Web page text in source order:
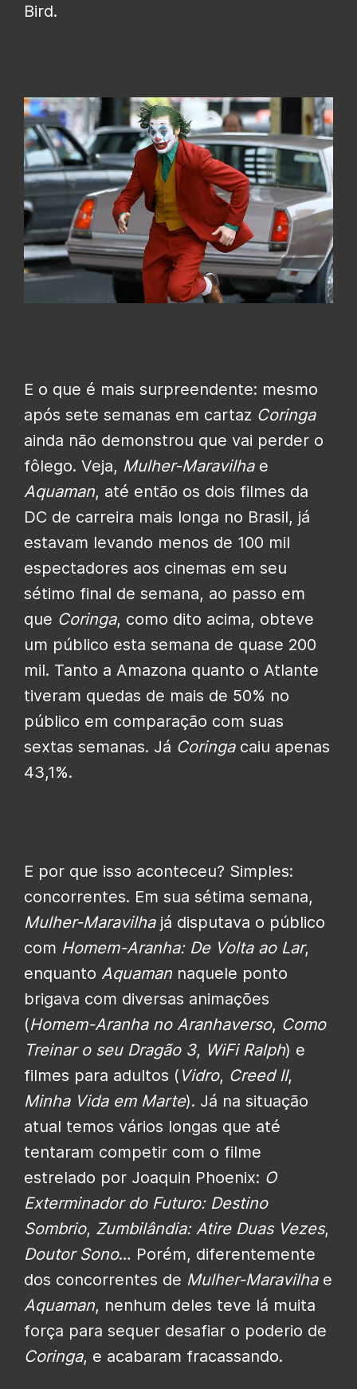
Bird.
E o que é mais surpreendente: mesmo
após sete semanas em cartaz Coringa
ainda não demonstrou que vai perder o
fôlego. Veja, Mulher-Maravilhae
Aquaman, até então os dois filmes da
DC de carreira mais longa no Brasil, já
estavam levando menos de 100 mil
espectadores aos cinemas em seu
sétimo final de semana, ao passo em
que Coringa, como dito acima, obteve
um público esta semana de quase 200
mil. Tanto a Amazona quanto o Atlante
tiveram quedas de mais de 50% no
público em comparação com suas
sextas semanas. Já Coringacaiu apenas
43,1%.
E por que isso aconteceu? Simples:
concorrentes. Em sua sétima semana,
Mulher-Maravilhajá disputava o público
com Homem-Aranha: De Volta ao Lar,
enquanto Aquaman naquele ponto
brigava com diversas animações
(Homem-Aranha no Aranhaverso, Como
Treinar o seu Dragão 3, WiFi Ralph) e
filmes para adultos ( Vidro, Creed II,
Minha Vida em Marte). Já na situação
atual temos vários longas que até
tentaram competir com o filme
estrelado por Joaquin Phoenix: O
Exterminador do Futuro: Destino
Sombrio, Zumbilândia: Atire Duas Vezes,
Doutor Sono… Porém, diferentemente
dos concorrentes de Mulher-Maravilhae
Aquaman, nenhum deles teve lá muita
força para sequer desafiar o poderio de
Coringa, e acabaram fracassando.